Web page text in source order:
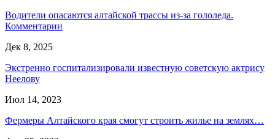
Водители опасаются алтайской трассы из-за гололеда.
Комментарии
Дек 8, 2025
Экстренно госпитализировали известную советскую актрису
Неелову
Июл 14, 2023
Фермеры Алтайского края смогут строить жилье на землях…